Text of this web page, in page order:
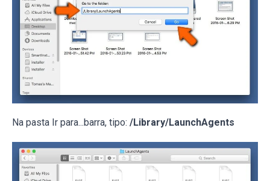
Na pasta Ir para...barra, tipo: /Library/LaunchAgents